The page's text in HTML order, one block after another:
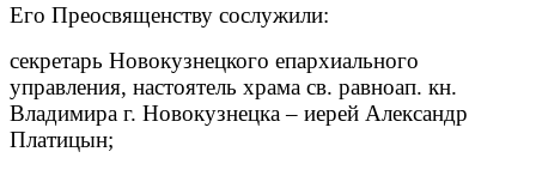
Его Преосвященству сослужили:
секретарь Новокузнецкого епархиального
управления, настоятель храма св. равноап. кн.
Владимира г. Новокузнецка – иерей Александр
Платицын;